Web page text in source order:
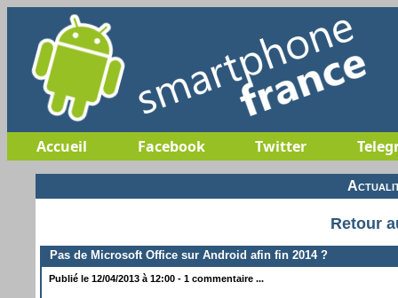
Accueil Facebook Twitter
Retour
Pas de Microsoft Office sur Android afin fin 2014 ?
Publié le 12/04/2013 à 12:00 - 1 commentaire ...